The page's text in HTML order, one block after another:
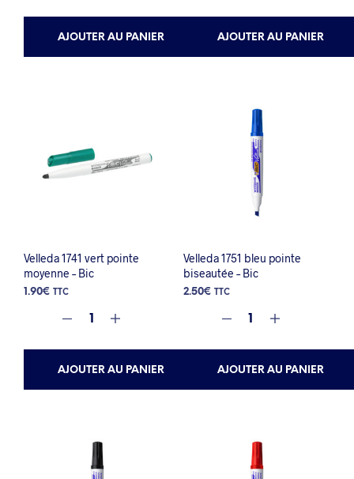
AJOUTER AU PANIER AJOUTER AU PANIER
Velleda 1741 vert pointe
moyenne – Bic
1.90€ TTC
AJOUTER AU PANIER
Velleda 1751 bleu pointe
biseautée – Bic
2.50€ TTC
AJOUTER AU PANIER